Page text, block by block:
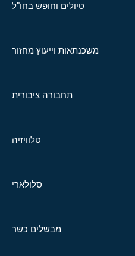
טיולים וחופש בחו"ל
משכנתאות וייעוץ מחזור
תחבורה ציבורית
טלוויזיה
סלולארי
מבשלים כשר